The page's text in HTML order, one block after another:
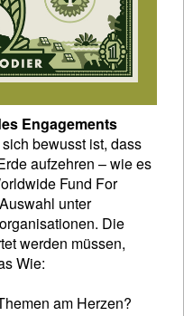
Engagements
bewusst ist, dass
aufzehren – wie es
Fund For
unter
Die
werden müssen,
Wie:
am Herzen?